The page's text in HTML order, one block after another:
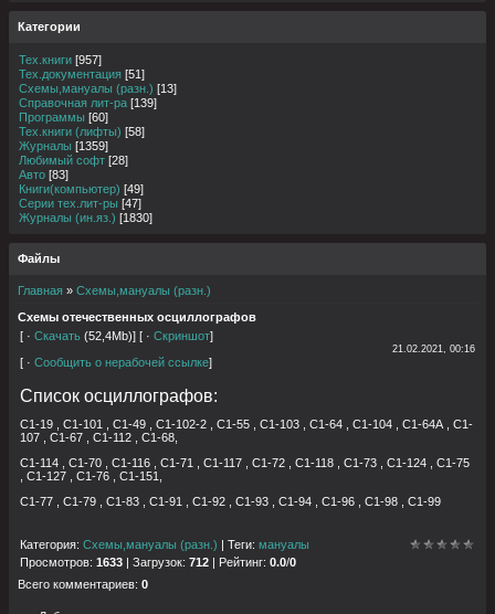
Категории
Тех.книги [957]
Тех.документация [51]
Схемы,мануалы (разн.) [13]
Справочная лит-ра [139]
Программы [60]
Тех.книги (лифты) [58]
Журналы [1359]
Любимый софт [28]
Авто [83]
Книги(компьютер) [49]
Серии тех.лит-ры [47]
Журналы (ин.яз.) [1830]
Файлы
Главная » Схемы,мануалы (разн.)
Схемы отечественных осциллографов
[ · Скачать (52,4Mb)] [ · Скриншот]
[ · Сообщить о нерабочей ссылке]
21.02.2021, 00:16
Список осциллографов:
С1-19 , С1-101 , С1-49 , С1-102-2 , С1-55 , С1-103 , С1-64 , С1-104 , С1-64А , С1-
107 , С1-67 , С1-112 , С1-68,
С1-114 , С1-70 , С1-116 , С1-71 , С1-117 , С1-72 , C1-118 , С1-73 , С1-124 , С1-75
, С1-127 , С1-76 , С1-151,
С1-77 , С1-79 , С1-83 , С1-91 , С1-92 , С1-93 , С1-94 , С1-96 , С1-98 , С1-99
Категория: Схемы,мануалы (разн.) | Теги: мануалы
Просмотров: 1633 | Загрузок: 712 | Рейтинг: 0.0/0
Всего комментариев: 0